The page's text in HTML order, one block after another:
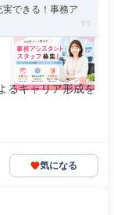
実できる！事務ア
るキャリア形成を
気になる